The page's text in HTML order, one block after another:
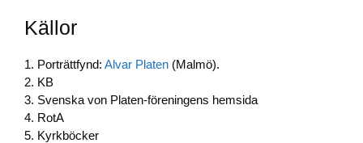
Källor
1. Porträttfynd: Alvar Platen (Malmö).
2. KB
3. Svenska von Platen-föreningens hemsida
4. RotA
5. Kyrkböcker